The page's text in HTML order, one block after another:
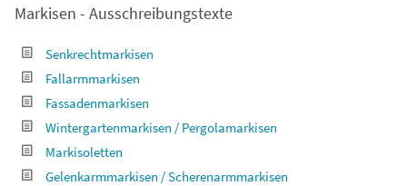
Markisen - Ausschreibungstexte
Senkrechtmarkisen
Fallarmmarkisen
Fassadenmarkisen
Wintergartenmarkisen / Pergolamarkisen
Markisoletten
Gelenkarmmarkisen / Scherenarmmarkisen